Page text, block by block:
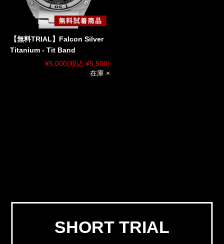
【無料TRIAL】Falcon Silver
Titanium - Tit Band
¥5,000(税込 ¥5,500)
在庫 ×
SHORT TRIAL